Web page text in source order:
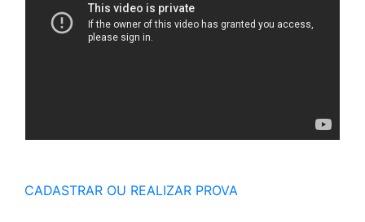
CADASTRAR OU REALIZAR PROVA